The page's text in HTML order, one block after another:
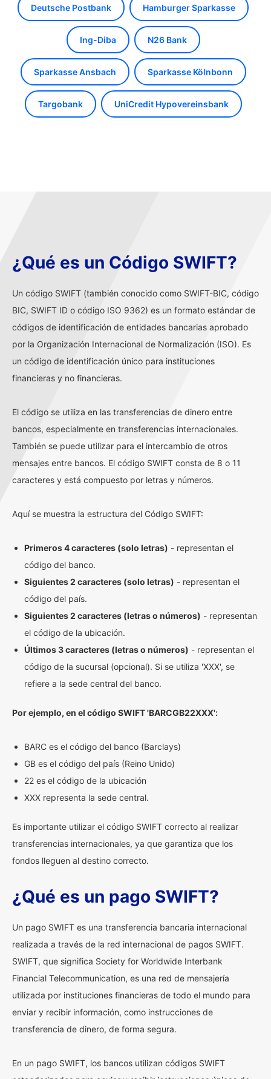
Deutsche Postbank Hamburger Sparkasse
Ing-Diba N26 Bank
Sparkasse Ansbach Sparkasse Kölnbonn
Targobank UniCredit Hypovereinsbank
¿Qué es un Código SWIFT?
Un código SWIFT (también conocido como SWIFT-BIC, código
BIC, SWIFT ID o código ISO 9362) es un formato estándar de
códigos de identificación de entidades bancarias aprobado
por la Organización Internacional de Normalización (ISO). Es
un código de identificación único para instituciones
financieras y no financieras.
El código se utiliza en las transferencias de dinero entre
bancos, especialmente en transferencias internacionales.
También se puede utilizar para el intercambio de otros
mensajes entre bancos. El código SWIFT consta de 8 o 11
caracteres y está compuesto por letras y números.
Aquí se muestra la estructura del Código SWIFT:
Primeros 4 caracteres (solo letras) - representan el
código del banco.
Siguientes 2 caracteres (solo letras) - representan el
código del país.
Siguientes 2 caracteres (letras o números) - representan
el código de la ubicación.
Últimos 3 caracteres (letras o números) - representan el
código de la sucursal (opcional). Si se utiliza 'XXX', se
refiere a la sede central del banco.
Por ejemplo, en el código SWIFT 'BARCGB22XXX':
BARC es el código del banco (Barclays)
GB es el código del país (Reino Unido)
22 es el código de la ubicación
XXX representa la sede central.
Es importante utilizar el código SWIFT correcto al realizar
transferencias internacionales, ya que garantiza que los
fondos lleguen al destino correcto.
¿Qué es un pago SWIFT?
Un pago SWIFT es una transferencia bancaria internacional
realizada a través de la red internacional de pagos SWIFT.
SWIFT, que significa Society for Worldwide Interbank
Financial Telecommunication, es una red de mensajería
utilizada por instituciones financieras de todo el mundo para
enviar y recibir información, como instrucciones de
transferencia de dinero, de forma segura.
En un pago SWIFT, los bancos utilizan códigos SWIFT